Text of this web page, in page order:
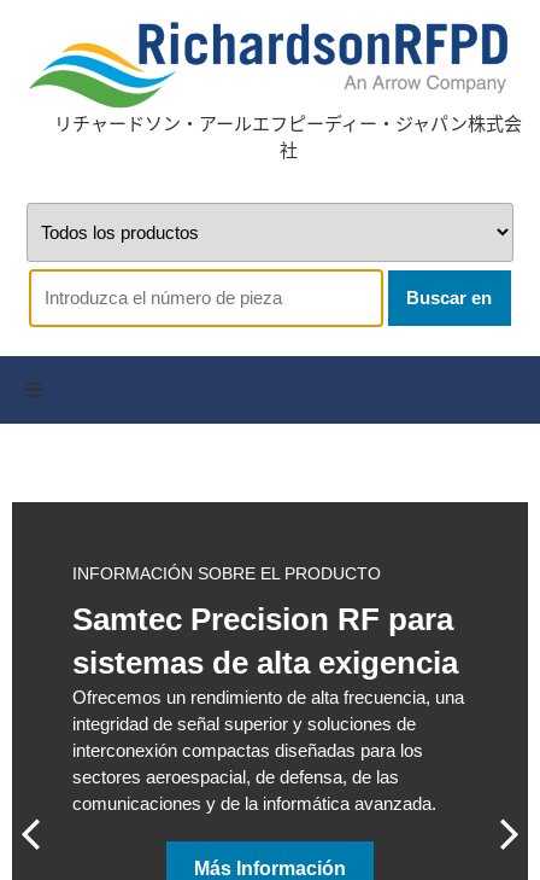
リチャードソン・アールエフピーディー・ジャパン株式会
社
Buscar en
お問い合わせ
INFORMACIÓN SOBRE EL PRODUCTO
Samtec Precision RF para
sistemas de alta exigencia
Ofrecemos un rendimiento de alta frecuencia, una
integridad de señal superior y soluciones de
interconexión compactas diseñadas para los
sectores aeroespacial, de defensa, de las
comunicaciones y de la informática avanzada.
Más Información